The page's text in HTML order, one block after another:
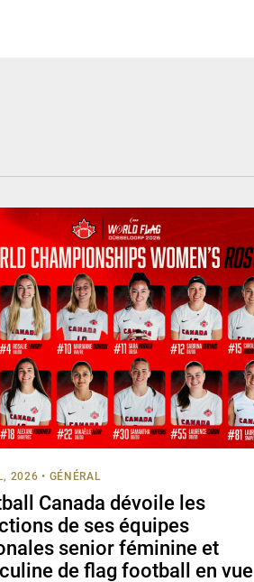
2026 • GÉNÉRAL
Canada dévoile les
de ses équipes
senior féminine et
de flag football en vue